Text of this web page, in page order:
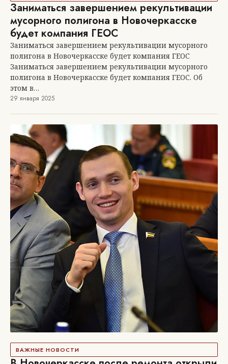
Заниматься завершением рекультивации
мусорного полигона в Новочеркасске
будет компания ГЕОС
Заниматься завершением рекультивации мусорного
полигона в Новочеркасске будет компания ГЕОС
Заниматься завершением рекультивации мусорного
полигона в Новочеркасске будет компания ГЕОС. Об
этом в…
29 января 2025
ВАЖНЫЕ НОВОСТИ